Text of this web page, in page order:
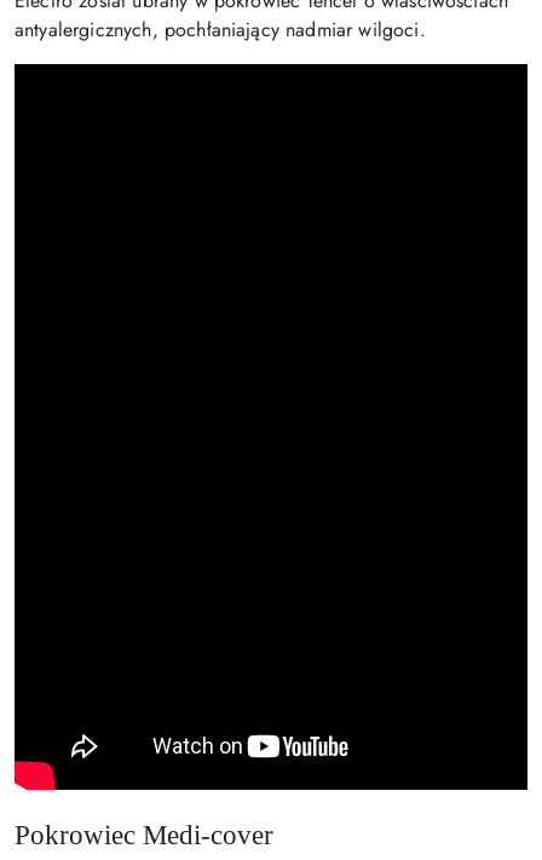
antyalergicznych, pochłaniający nadmiar wilgoci.
Pokrowiec Medi-cover